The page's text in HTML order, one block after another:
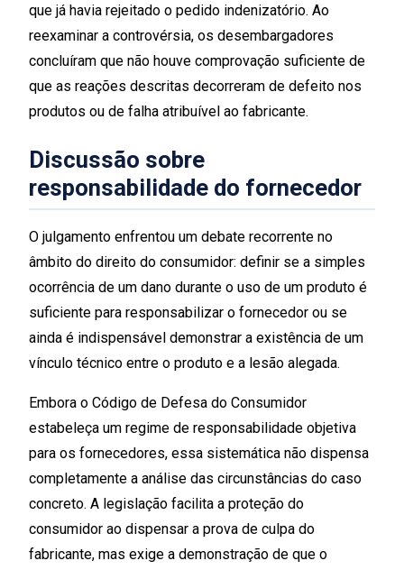
que já havia rejeitado o pedido indenizatório. Ao
reexaminar a controvérsia, os desembargadores
concluíram que não houve comprovação suficiente de
que as reações descritas decorreram de defeito nos
produtos ou de falha atribuível ao fabricante.
Discussão sobre
responsabilidade do fornecedor
O julgamento enfrentou um debate recorrente no
âmbito do direito do consumidor: definir se a simples
ocorrência de um dano durante o uso de um produto é
suficiente para responsabilizar o fornecedor ou se
ainda é indispensável demonstrar a existência de um
vínculo técnico entre o produto e a lesão alegada.
Embora o Código de Defesa do Consumidor
estabeleça um regime de responsabilidade objetiva
para os fornecedores, essa sistemática não dispensa
completamente a análise das circunstâncias do caso
concreto. A legislação facilita a proteção do
consumidor ao dispensar a prova de culpa do
fabricante, mas exige a demonstração de que o